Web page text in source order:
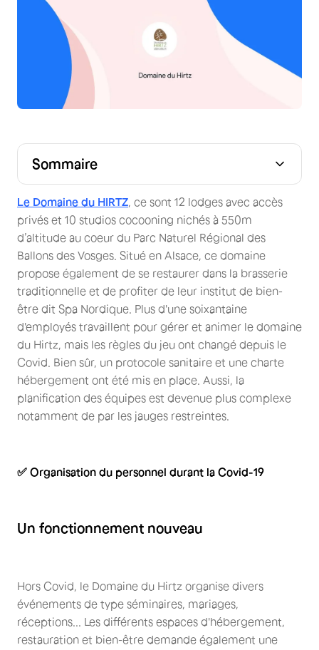
Le Domaine du HIRTZ , ce sont 12 lodges avec accès
privés et 10 studios cocooning nichés à 550m
d’altitude au coeur du Parc Naturel Régional des
Ballons des Vosges. Situé en Alsace, ce domaine
propose également de se restaurer dans la brasserie
traditionnelle et de profiter de leur institut de bien-
être dit Spa Nordique. Plus d'une soixantaine
d'employés travaillent pour gérer et animer le domaine
du Hirtz, mais les règles du jeu ont changé depuis le
Covid. Bien sûr, un protocole sanitaire et une charte
hébergement ont été mis en place. Aussi, la
planification des équipes est devenue plus complexe
notamment de par les jauges restreintes.
✅ Organisation du personnel durant la Covid-19
Un fonctionnement nouveau
Hors Covid, le Domaine du Hirtz organise divers
événements de type séminaires, mariages,
réceptions... Les différents espaces d'hébergement,
restauration et bien-être demande également une
Sommaire